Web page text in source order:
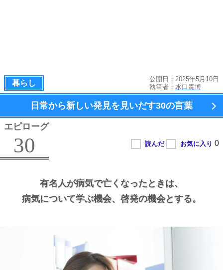
暮らし
公開日：2025年5月10日
執筆者： 水口貴博
日常から新しい発見を見いだす30の言葉
エピローグ
30
有名人が病気で亡くなったときは、
病気について学ぶ機会、 啓発の機会とする。